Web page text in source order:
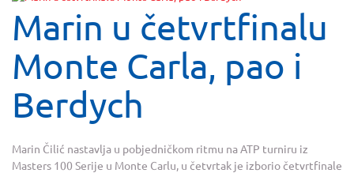
Marin u četvrtfinalu
Monte Carla, pao i
Berdych
Marin Čilić nastavlja u pobjedničkom ritmu na ATP turniru iz
Masters 100 Serije u Monte Carlu, u četvrtak je izborio četvrtfinale